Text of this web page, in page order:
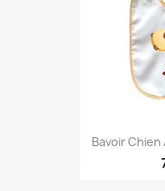
Bavoir Chien